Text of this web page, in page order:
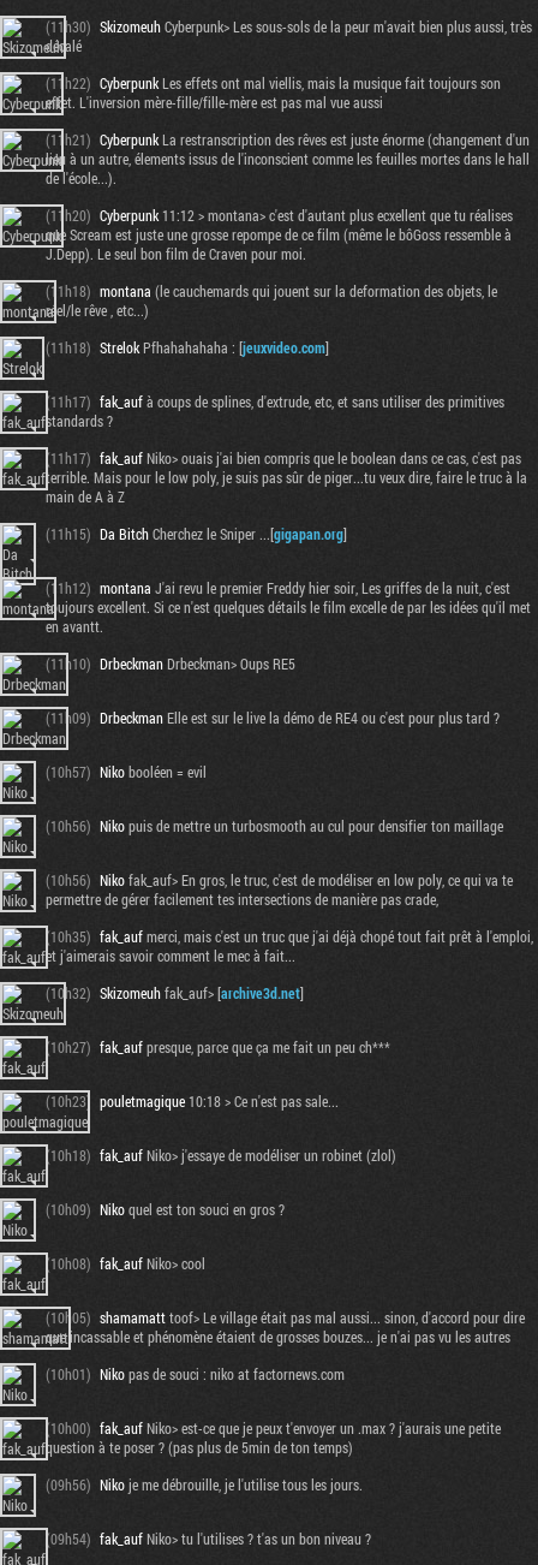
(11h30) SkizomeuhCyberpunk> Les sous-sols de la peur m'avait bien plus aussi, très
décalé
(11h22) CyberpunkLes effets ont mal viellis, mais la musique fait toujours son
effet. L'inversion mère-fille/fille-mère est pas mal vue aussi
(11h21) CyberpunkLa restranscription des rêves est juste énorme (changement d'un
lieu à un autre, élements issus de l'inconscient comme les feuilles mortes dans le hall
de l'école...).
(11h20) Cyberpunk11:12 > montana> c'est d'autant plus ecxellent que tu réalises
que Scream est juste une grosse repompe de ce film (même le bôGoss ressemble à
J.Depp). Le seul bon film de Craven pour moi.
(11h18) montana (le cauchemards qui jouent sur la deformation des objets, le
réel/le rêve , etc...)
(11h18) StrelokPfhahahahaha : [jeuxvideo.com]
(11h17) fak_aufà coups de splines, d'extrude, etc, et sans utiliser des primitives
standards ?
(11h17) fak_aufNiko> ouais j'ai bien compris que le boolean dans ce cas, c'est pas
terrible. Mais pour le low poly, je suis pas sûr de piger...tu veux dire, faire le truc à la
main de A à Z
(11h15) Da BitchCherchez le Sniper ...[gigapan.org]
(11h12) montana J'ai revu le premier Freddy hier soir, Les griffes de la nuit, c'est
toujours excellent. Si ce n'est quelques détails le film excelle de par les idées qu'il met
en avantt.
(11h10) DrbeckmanDrbeckman> Oups RE5
(11h09) DrbeckmanElle est sur le live la démo de RE4 ou c'est pour plus tard ?
(10h57) Nikobooléen = evil
(10h56) Nikopuis de mettre un turbosmooth au cul pour densifier ton maillage
(10h56) Nikofak_auf> En gros, le truc, c'est de modéliser en low poly, ce qui va te
permettre de gérer facilement tes intersections de manière pas crade,
(10h35) fak_aufmerci, mais c'est un truc que j'ai déjà chopé tout fait prêt à l'emploi,
et j'aimerais savoir comment le mec à fait...
(10h32) Skizomeuhfak_auf> [archive3d.net]
(10h27) fak_aufpresque, parce que ça me fait un peu ch***
(10h23) pouletmagique10:18 > Ce n'est pas sale...
(10h18) fak_aufNiko> j'essaye de modéliser un robinet (zlol)
(10h09) Nikoquel est ton souci en gros ?
(10h08) fak_aufNiko> cool
(10h05) shamamatttoof> Le village était pas mal aussi... sinon, d'accord pour dire
que incassable et phénomène étaient de grosses bouzes... je n'ai pas vu les autres
(10h01) Nikopas de souci : niko at factornews.com
(10h00) fak_aufNiko> est-ce que je peux t'envoyer un .max ? j'aurais une petite
question à te poser ? (pas plus de 5min de ton temps)
(09h56) Nikoje me débrouille, je l'utilise tous les jours.
(09h54) fak_aufNiko> tu l'utilises ? t'as un bon niveau ?